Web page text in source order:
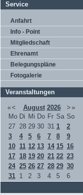
Service
Anfahrt
Info - Point
Mitgliedschaft
Ehrenamt
Belegungspläne
Fotogalerie
Veranstaltungen
«< August 2026 > »
Mo Di Mi Do Fr Sa So
27 28 29 30 31 1
2
3
4 5 6 7 8
9
10 11 12 13 14 15 16
17 18 19 20 21 22 23
24 25 26 27 28 29 30
31 1 2 3 4 5 6